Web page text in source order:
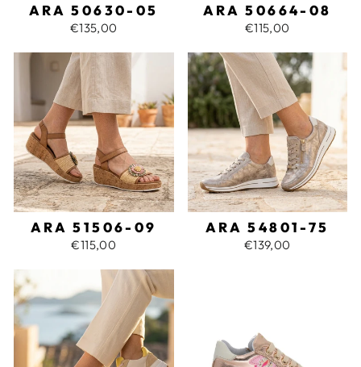
ARA 50630-05
€135,00
ARA 50664-08
€115,00
ARA 51506-09
€115,00
ARA 54801-75
€139,00